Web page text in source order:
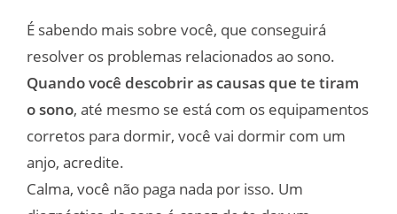
É sabendo mais sobre você, que conseguirá
resolver os problemas relacionados ao sono.
Quando você descobrir as causas que te tiram
o sono, até mesmo se está com os equipamentos
corretos para dormir, você vai dormir com um
anjo, acredite.
Calma, você não paga nada por isso. Um